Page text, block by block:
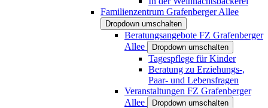
Familienzentrum Grafenberger Allee
Dropdown umschalten
Beratungsangebote FZ Grafenberger
Allee
Dropdown umschalten
Tagespflege für Kinder
Beratung zu Erziehungs-,
Paar- und Lebensfragen
Veranstaltungen FZ Grafenberger
Allee
Dropdown umschalten